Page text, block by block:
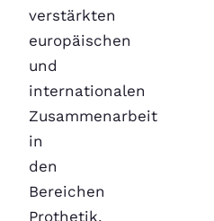
verstärkten
europäischen
und
internationalen
Zusammenarbeit
in
den
Bereichen
Prothetik,